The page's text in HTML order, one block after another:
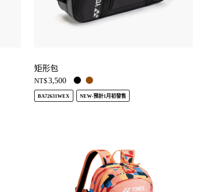
矩形包
NT$3,500
BA72631WEX NEW-預計1月初發售